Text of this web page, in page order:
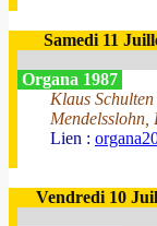
Samedi 11
Organa 1987
Klaus Schulten
Mendelsslohn,
Lien :
Vendredi 10